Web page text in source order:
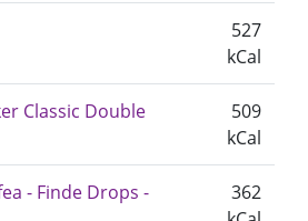
527
kCal
Classic Double
509
kCal
- Finde Drops -
362